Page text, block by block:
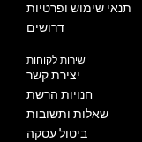
תנאי שימוש ופרטיות
דרושים
שירות לקוחות
יצירת קשר
חנויות הרשת
שאלות ותשובות
ביטול עסקה